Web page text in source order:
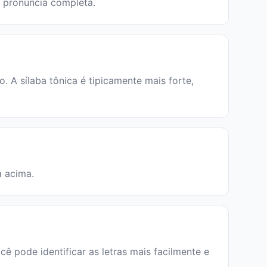
pronúncia completa.
A sílaba tônica é tipicamente mais forte,
acima.
pode identificar as letras mais facilmente e